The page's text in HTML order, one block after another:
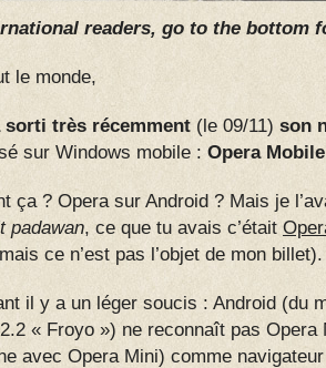
readers, go to the bottom
le monde,
sorti très récemment (le 09/11) son
sur Windows mobile : Opera
ça ? Opera sur Android ? Mais je
padawan, ce que tu avais c’était
ce n’est pas l’objet de mon billet).
il y a un léger soucis : Android (du
« Froyo ») ne reconnaît pas Opera
avec Opera Mini) comme